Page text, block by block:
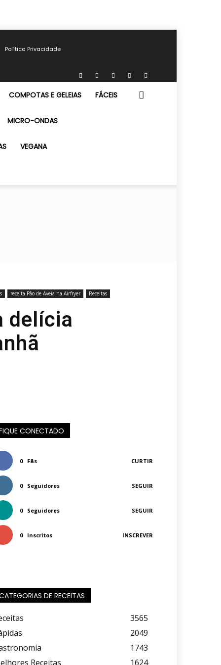
Política Privacidade
COMPOTAS E GELEIAS FÁCEIS
MICRO-ONDAS
VEGANA
receita Pão de Aveia na Airfryer Receitas
delícia
CONECTADO
0 Fãs CURTIR
0 Seguidores SEGUIR
0 Seguidores SEGUIR
0 Inscritos INSCREVER
DE RECEITAS
3565
2049
1743
Receitas
1624